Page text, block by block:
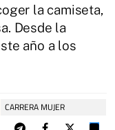
la camiseta,
Desde la
año a los
CARRERA MUJER